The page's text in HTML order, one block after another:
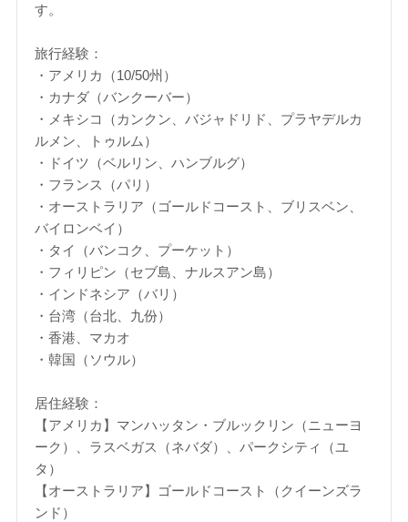
す。
旅行経験：
・アメリカ（10/50州）
・カナダ（バンクーバー）
・メキシコ（カンクン、バジャドリド、プラヤデルカ
ルメン、トゥルム）
・ドイツ（ベルリン、ハンブルグ）
・フランス（パリ）
・オーストラリア（ゴールドコースト、ブリスベン、
バイロンベイ）
・タイ（バンコク、プーケット）
・フィリピン（セブ島、ナルスアン島）
・インドネシア（バリ）
・台湾（台北、九份）
・香港、マカオ
・韓国（ソウル）
居住経験：
【アメリカ】マンハッタン・ブルックリン（ニューヨ
ーク）、ラスベガス（ネバダ）、パークシティ（ユ
タ）
【オーストラリア】ゴールドコースト（クイーンズラ
ンド）